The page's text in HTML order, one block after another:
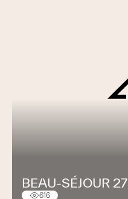
BEAU-SÉJOUR 27
616